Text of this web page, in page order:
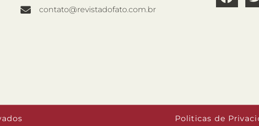
contato@revistadofato.com.br
Politicas de